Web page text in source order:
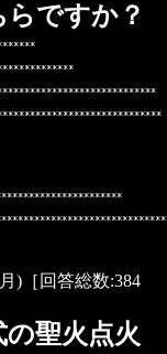
ですか？
)［回答総数:384
聖火点火